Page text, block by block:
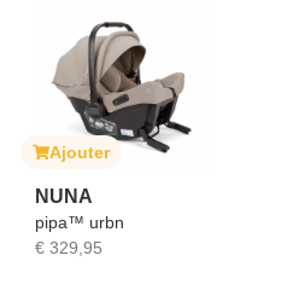
Ajouter
NUNA
pipa™ urbn
€ 329,95